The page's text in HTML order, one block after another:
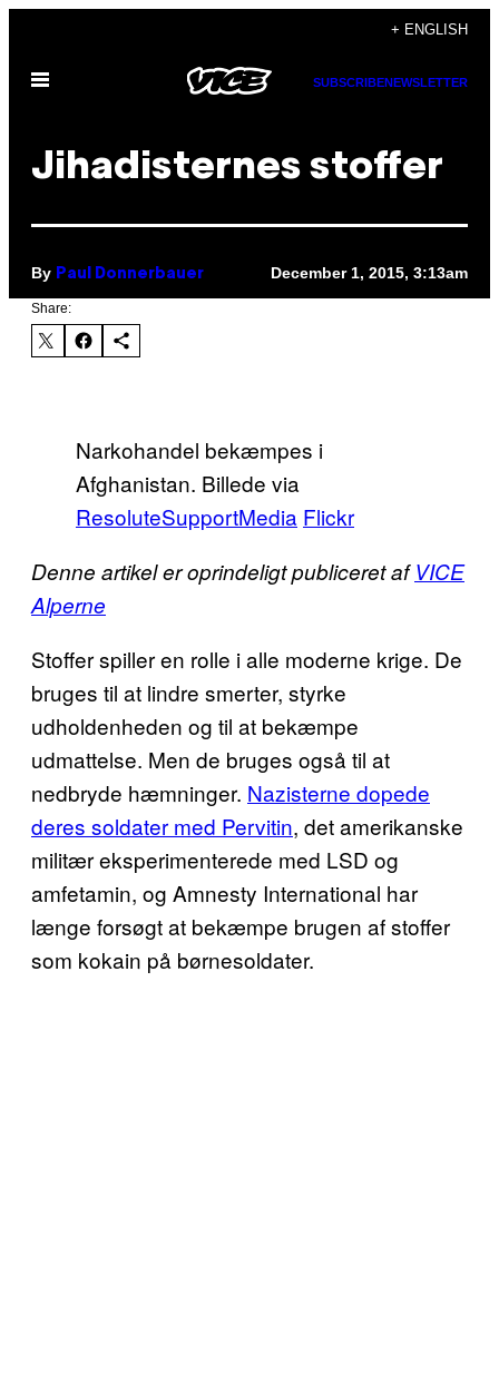
content
+ ENGLISH
Open
SUBSCRIBENEWSLETTER
Jihadisternes stoffer
By Paul Donnerbauer December 1, 2015, 3:13am
Share:
Narkohandel bekæmpes i
Afghanistan. Billede via
ResoluteSupportMedia Flickr
Denne artikel er oprindeligt publiceret afVICE
Alperne
Stoffer spiller en rolle i alle moderne krige. De
bruges til at lindre smerter, styrke
udholdenheden og til at bekæmpe
udmattelse. Men de bruges også til at
nedbryde hæmninger. Nazisterne dopede
deres soldater med Pervitin, det amerikanske
militær eksperimenterede med LSD og
amfetamin, og Amnesty International har
længe forsøgt at bekæmpe brugen af stoffer
som kokain på børnesoldater.